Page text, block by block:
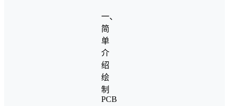
一、
简
单
介
绍
绘
制
PCB